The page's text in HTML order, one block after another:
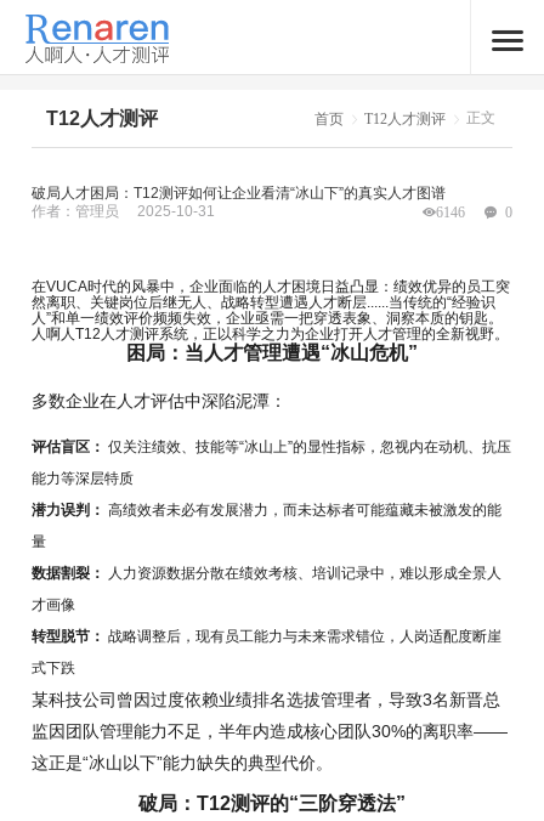
T12人才测评 首页 T12人才测评 正文
破局人才困局：T12测评如何让企业看清“冰山下”的真实人才图谱
作者：管理员
2025-10-31 6146 0
在VUCA时代的风暴中，企业面临的人才困境日益凸显：绩效优异的员工突
然离职、关键岗位后继无人、战略转型遭遇人才断层......当传统的“经验识
人”和单一绩效评价频频失效，企业亟需一把穿透表象、洞察本质的钥匙。
人啊人T12人才测评系统，正以科学之力为企业打开人才管理的全新视野。
困局：当人才管理遭遇“冰山危机”
多数企业在人才评估中深陷泥潭：
评估盲区： 仅关注绩效、技能等“冰山上”的显性指标，忽视内在动机、抗压
能力等深层特质
潜力误判： 高绩效者未必有发展潜力，而未达标者可能蕴藏未被激发的能
量
数据割裂：
人力资源数据分散在绩效考核、培训记录中，难以形成全景人
才画像
转型脱节： 战略调整后，现有员工能力与未来需求错位，人岗适配度断崖
式下跌
某科技公司曾因过度依赖业绩排名选拔管理者，导致3名新晋总
监因团队管理能力不足，半年内造成核心团队30%的离职率——
这正是“冰山以下”能力缺失的典型代价。
破局：T12测评的“三阶穿透法”